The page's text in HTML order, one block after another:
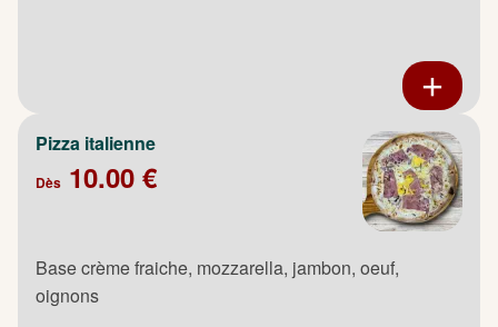
Pizza italienne
Dès 10.00 €
Base crème fraiche, mozzarella, jambon, oeuf,
oignons